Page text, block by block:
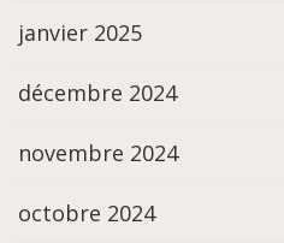
janvier 2025
décembre 2024
novembre 2024
octobre 2024